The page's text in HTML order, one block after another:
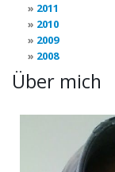
2011
2010
2009
2008
Über mich